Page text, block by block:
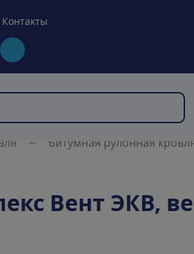
Контакты
Битумная рулонная
Вент ЭКВ,